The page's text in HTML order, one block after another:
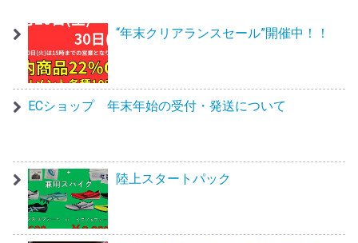
“年末クリアランスセール”開催中！！
ECショップ 年末年始の受付・発送について
陸上スタートパック